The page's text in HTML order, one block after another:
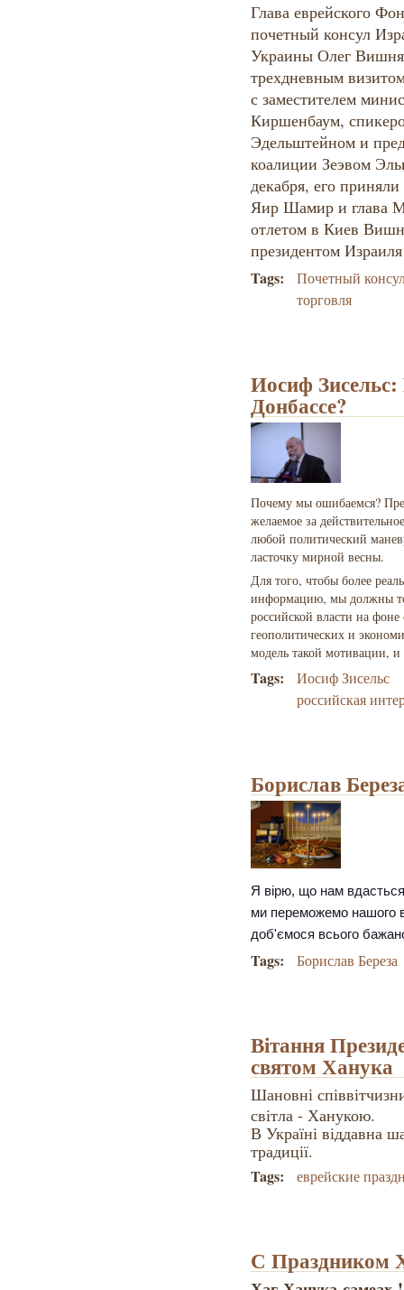
Глава еврейского
почетный консул
Украины Олег
трехдневным
с заместителем
Киршенбаум,
Эдельштейном и
коалиции Зеэвом
декабря, его
Яир Шамир и глава
отлетом в Киев
президентом
Tags:
Почетный
торговля
Иосиф
Донбассе?
Почему мы ошибаемся?
желаемое за
любой политический
ласточку мирной весны.
Для того, чтобы более
информацию, мы должны
российской власти на
геополитических и
модель такой мотивации, и
Tags:
Иосиф Зисельс
российская
Борислав
Я вірю, що нам
ми переможемо нашого
доб'ємося всього
Tags: Борислав Береза
Вітання
святом Ханука
Шановні
світла - Ханукою.
В Україні віддавна
традиції.
Tags: еврейские
С Праздником